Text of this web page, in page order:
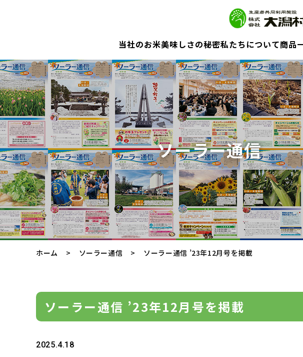
当社のお米美味しさの秘密私たちについて商品
ソーラー通信
ホーム ソーラー通信 ソーラー通信 ’23年12月号を掲載
ソーラー通信 ’23年12月号を掲載
2025.4.18